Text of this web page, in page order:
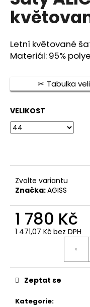
0,0
hvězdiček.
Letní květované
Materiál: 95%
Tabulka
VELIKOST
Zvolte variantu
Značka:AGISS
1 780 Kč
1 471,07 Kč bez DPH
Kategorie:
Zeptat se
a
j
í
t
p
o
r
u
č
e